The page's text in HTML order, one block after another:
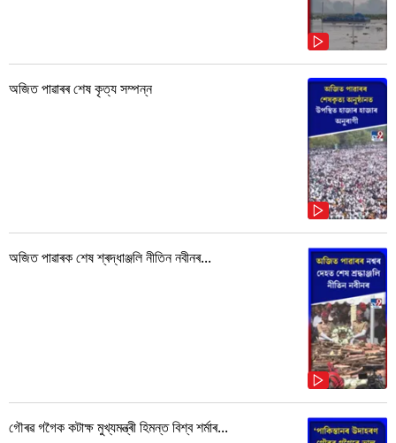
অজিত পাৱাৰৰ শেষ কৃত্য সম্পন্ন
অজিত পাৱাৰক শেষ শ্ৰদ্ধাঞ্জলি নীতিন নবীনৰ...
গৌৰৱ গগৈক কটাক্ষ মুখ্যমন্ত্ৰী হিমন্ত বিশ্ব শৰ্মাৰ...